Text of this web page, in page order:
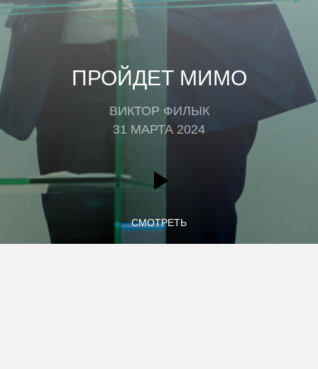
ПРОЙДЕТ МИМО
ВИКТОР ФИЛЫК
31 МАРТА 2024
СМОТРЕТЬ